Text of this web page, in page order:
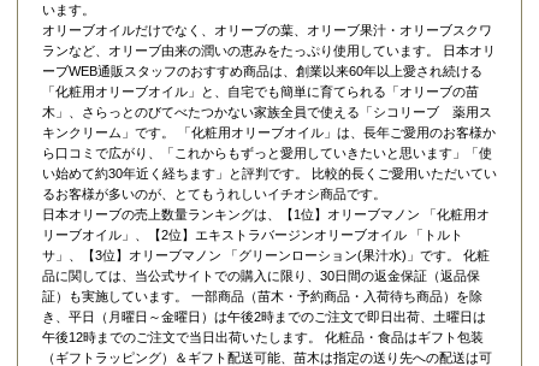
います。
オリーブオイルだけでなく、オリーブの葉、オリーブ果汁・オリーブスクワ
ランなど、オリーブ由来の潤いの恵みをたっぷり使用しています。 日本オリ
ーブWEB通販スタッフのおすすめ商品は、創業以来60年以上愛され続ける
「化粧用オリーブオイル 」と、自宅でも簡単に育てられる「オリーブの苗
木 」、さらっとのびてべたつかない家族全員で使える「シコリーブ 薬用ス
キンクリーム 」です。 「化粧用オリーブオイル」は、長年ご愛用のお客様か
ら口コミで広がり、「これからもずっと愛用していきたいと思います」「使
い始めて約30年近く経ちます」と評判です。 比較的長くご愛用いただいてい
るお客様が多いのが、とてもうれしいイチオシ商品です。
日本オリーブの売上数量ランキングは、【1位】オリーブマノン 「化粧用オ
リーブオイル 」、【2位】 エキストラバージンオリーブオイル 「トルト
サ」
、【3位】 オリーブマノン 「グリーンローション(果汁水)」 です。 化粧
品に関しては、当公式サイトでの購入に限り、 30日間の返金保証（返品保
証）
も実施しています。 一部商品（苗木・予約商品・入荷待ち商品）を除
き、平日（月曜日～金曜日）は午後2時までのご注文で即日出荷、土曜日は
午後12時までのご注文で当日出荷いたします。 化粧品・食品はギフト包装
（ギフトラッピング）＆ギフト配送可能、苗木は指定の送り先への配送は可